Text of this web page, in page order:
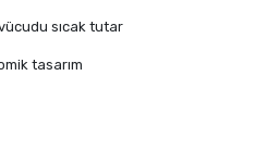
sıcak tutar
tasarım